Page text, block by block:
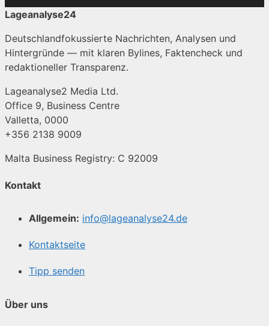
Lageanalyse24
Deutschlandfokussierte Nachrichten, Analysen und
Hintergründe — mit klaren Bylines, Faktencheck und
redaktioneller Transparenz.
Lageanalyse2 Media Ltd.
Office 9, Business Centre
Valletta, 0000
+356 2138 9009
Malta Business Registry: C 92009
Kontakt
Allgemein: info@lageanalyse24.de
Kontaktseite
Tipp senden
Über uns